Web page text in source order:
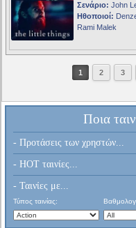
Σενάριο: John
Ηθοποιοί:
Rami Malek
1 2 3
Ποια
- Προτάσεις των χρηστών...
- HOT ταινίες...
- Ταινίες με...
Τύπος ταινίας: